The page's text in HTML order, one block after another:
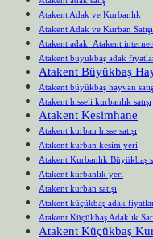
Atakent Adak ve Kurbanlık
Atakent Adak ve Kurban Satışı
Atakent adak Atakent
Atakent büyükbaş adak
Atakent Büyükbaş
Atakent büyükbaş hayvan
Atakent hisseli kurbanlık satışı
Atakent Kesimhane
Atakent kurban hisse satışı
Atakent kurban kesim yeri
Atakent Kurbanlık Büyükbaş
Atakent kurbanlık yeri
Atakent kurban satışı
Atakent küçükbaş adak
Atakent Küçükbaş Adaklık
Atakent Küçükbaş